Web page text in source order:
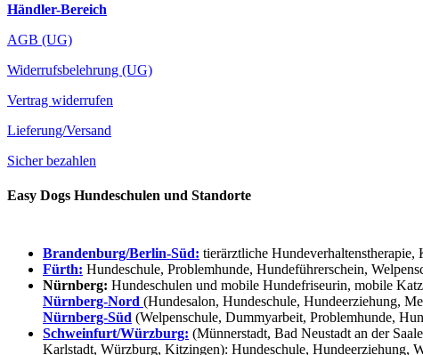
Händler-Bereich
AGB (UG)
Widerrufsbelehrung (UG)
Vertrag widerrufen
Lieferung/Versand
Sicher bezahlen
Easy Dogs Hundeschulen und Standorte
Brandenburg/Berlin-Süd: tierärztliche
Fürth: Hundeschule, Problemhunde, Hundeführerschein,
Nürnberg: Hundeschulen und mobile Hundefriseurin, mobile
Nürnberg-Nord (Hundesalon, Hundeschule, Hundeerziehung,
Nürnberg-Süd (Welpenschule, Dummyarbeit, Problemhunde,
Schweinfurt/Würzburg: (Münnerstadt, Bad Neustadt an der
Karlstadt, Würzburg, Kitzingen): Hundeschule, Hundeerziehung,